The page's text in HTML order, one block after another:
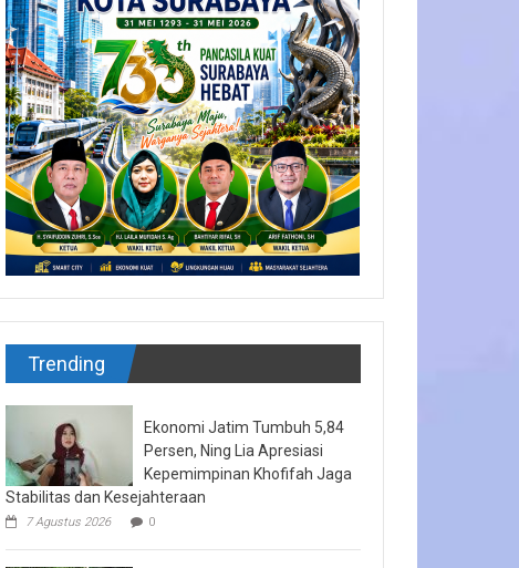
Trending
Ekonomi Jatim Tumbuh 5,84
Persen, Ning Lia Apresiasi
Kepemimpinan Khofifah Jaga
Stabilitas dan Kesejahteraan
7 Agustus 2026 0